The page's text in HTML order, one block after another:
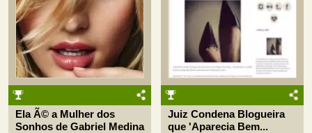
Ela Ã© a Mulher dos
Sonhos de Gabriel Medina
Juiz Condena Blogueira
que 'Aparecia Bem...